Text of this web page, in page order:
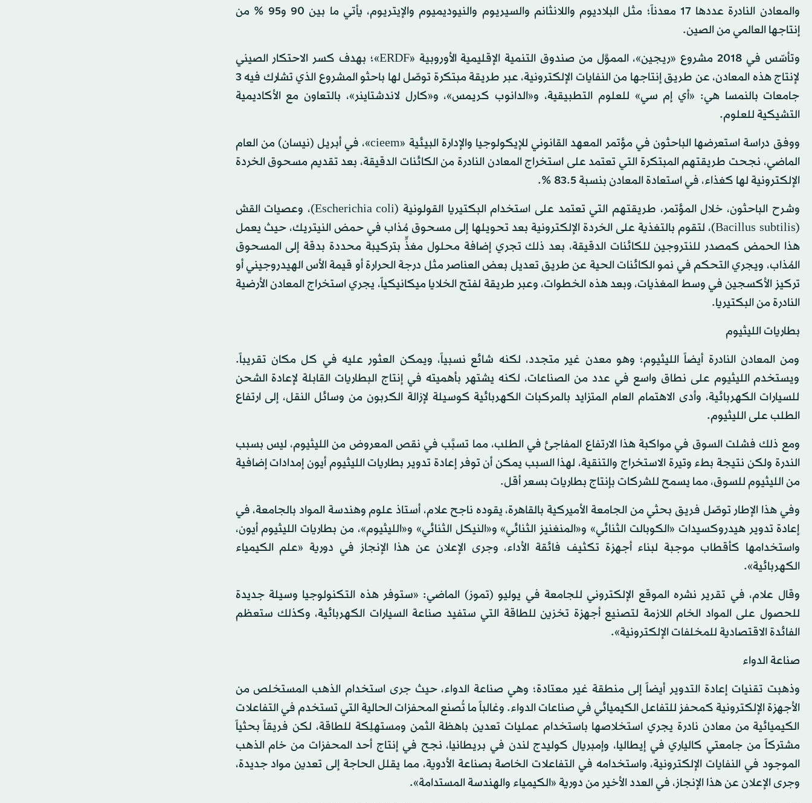
والمعادن النادرة عددها 17 معدناً؛ مثل البلاديوم واللانثانم والسيريوم والنيوديميوم والإيتريوم، يأتي ما بين 90 و95 % من
إنتاجها العالمي من الصين.
وتأسّس في 2018 مشروع «ريجين»، المموَّل من صندوق التنمية الإقليمية الأوروبية «ERDF»؛ بهدف كسر الاحتكار الصيني
لإنتاج هذه المعادن، عن طريق إنتاجها من النفايات الإلكترونية، عبر طريقة مبتكرة توصّل لها باحثو المشروع الذي تشارك فيه 3
جامعات بالنمسا هي: «أي إم سي» للعلوم التطبيقية، و«الدانوب كريمس»، و«كارل لاندشتاينر»، بالتعاون مع الأكاديمية
التشيكية للعلوم.
ووفق دراسة استعرضها الباحثون في مؤتمر المعهد القانوني للإيكولوجيا والإدارة البيئية «cieem»، في أبريل (نيسان) من العام
الماضي، نجحت طريقتهم المبتكرة التي تعتمد على استخراج المعادن النادرة من الكائنات الدقيقة، بعد تقديم مسحوق الخردة
الإلكترونية لها كغذاء، في استعادة المعادن بنسبة 83.5 %.
وشرح الباحثون، خلال المؤتمر، طريقتهم التي تعتمد على استخدام البكتيريا القولونية (Escherichia coli)، وعصيات القش
(Bacillus subtilis)، لتقوم بالتغذية على الخردة الإلكترونية بعد تحويلها إلى مسحوق مُذاب في حمض النيتريك، حيث يعمل
هذا الحمض كمصدر للنتروجين للكائنات الدقيقة، بعد ذلك تجري إضافة محلول مغذٍّ بتركيبة محددة بدقة إلى المسحوق
المُذاب، ويجري التحكم في نمو الكائنات الحية عن طريق تعديل بعض العناصر مثل درجة الحرارة أو قيمة الأس الهيدروجيني أو
تركيز الأكسجين في وسط المغذيات، وبعد هذه الخطوات، وعبر طريقة لفتح الخلايا ميكانيكياً، يجري استخراج المعادن الأرضية
النادرة من البكتيريا.
بطاريات الليثيوم
ومن المعادن النادرة أيضاً الليثيوم؛ وهو معدن غير متجدد، لكنه شائع نسبياً، ويمكن العثور عليه في كل مكان تقريباً.
ويستخدم الليثيوم على نطاق واسع في عدد من الصناعات، لكنه يشتهر بأهميته في إنتاج البطاريات القابلة لإعادة الشحن
للسيارات الكهربائية، وأدى الاهتمام العام المتزايد بالمركبات الكهربائية كوسيلة لإزالة الكربون من وسائل النقل، إلى ارتفاع
الطلب على الليثيوم.
ومع ذلك فشلت السوق في مواكبة هذا الارتفاع المفاجئ في الطلب، مما تسبَّب في نقص المعروض من الليثيوم، ليس بسبب
الندرة ولكن نتيجة بطء وتيرة الاستخراج والتنقية، لهذا السبب يمكن أن توفر إعادة تدوير بطاريات الليثيوم أيون إمدادات إضافية
من الليثيوم للسوق، مما يسمح للشركات بإنتاج بطاريات بسعر أقل.
وفي هذا الإطار توصّل فريق بحثي من الجامعة الأميركية بالقاهرة، يقوده ناجح علام، أستاذ علوم وهندسة المواد بالجامعة، في
إعادة تدوير هيدروكسيدات «الكوبالت الثنائي» و«المنغنيز الثنائي» و«النيكل الثنائي» و«الليثيوم»، من بطاريات الليثيوم أيون،
واستخدامها كأقطاب موجبة لبناء أجهزة تكثيف فائقة الأداء، وجرى الإعلان عن هذا الإنجاز في دورية «علم الكيمياء
الكهربائية».
وقال علام، في تقرير نشره الموقع الإلكتروني للجامعة في يوليو (تموز) الماضي: «ستوفر هذه التكنولوجيا وسيلة جديدة
للحصول على المواد الخام اللازمة لتصنيع أجهزة تخزين للطاقة التي ستفيد صناعة السيارات الكهربائية، وكذلك ستعظم
الفائدة الاقتصادية للمخلفات الإلكترونية».
صناعة الدواء
وذهبت تقنيات إعادة التدوير أيضاً إلى منطقة غير معتادة؛ وهي صناعة الدواء، حيث جرى استخدام الذهب المستخلص من
الأجهزة الإلكترونية كمحفز للتفاعل الكيميائي في صناعات الدواء. وغالباً ما تُصنع المحفزات الحالية التي تستخدم في التفاعلات
الكيميائية من معادن نادرة يجري استخلاصها باستخدام عمليات تعدين باهظة الثمن ومستهلِكة للطاقة، لكن فريقاً بحثياً
مشتركاً من جامعتي كالياري في إيطاليا، وإمبريال كوليدج لندن في بريطانيا، نجح في إنتاج أحد المحفزات من خام الذهب
الموجود في النفايات الإلكترونية، واستخدامه في التفاعلات الخاصة بصناعة الأدوية، مما يقلل الحاجة إلى تعدين مواد جديدة،
وجرى الإعلان عن هذا الإنجاز، في العدد الأخير من دورية «الكيمياء والهندسة المستدامة».